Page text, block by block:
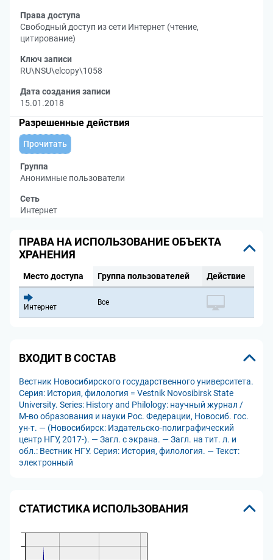
Права доступа
Свободный доступ из сети Интернет (чтение,
цитирование)
Ключ записи
RU\NSU\elcopy\1058
Дата создания записи
15.01.2018
Разрешенные действия
Прочитать
Группа
Анонимные пользователи
Сеть
Интернет
ПРАВА НА ИСПОЛЬЗОВАНИЕ ОБЪЕКТА
ХРАНЕНИЯ
Место доступа Группа пользователей Действие
Интернет
Все
ВХОДИТ В СОСТАВ
Вестник Новосибирского государственного университета.
Серия: История, филология = Vestnik Novosibirsk State
University. Series: History and Philology: научный журнал /
М-во образования и науки Рос. Федерации, Новосиб. гос.
ун-т. — (Новосибирск: Издательско-полиграфический
центр НГУ, 2017-). — Загл. с экрана. — Загл. на тит. л. и
обл.: Вестник НГУ. Серия: История, филология. — Текст:
электронный
СТАТИСТИКА ИСПОЛЬЗОВАНИЯ